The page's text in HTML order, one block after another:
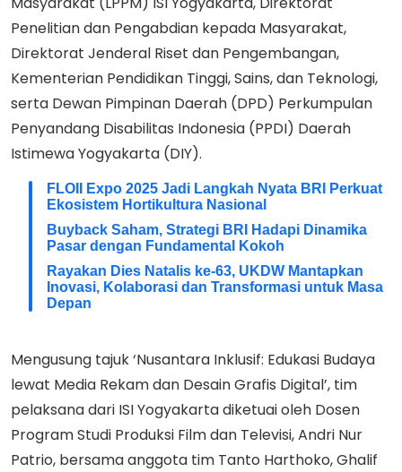
Penelitian dan Pengabdian kepada Masyarakat,
Direktorat Jenderal Riset dan Pengembangan,
Kementerian Pendidikan Tinggi, Sains, dan Teknologi,
serta Dewan Pimpinan Daerah (DPD) Perkumpulan
Penyandang Disabilitas Indonesia (PPDI) Daerah
Istimewa Yogyakarta (DIY).
FLOII Expo 2025 Jadi Langkah Nyata BRI Perkuat
Ekosistem Hortikultura Nasional
Buyback Saham, Strategi BRI Hadapi Dinamika
Pasar dengan Fundamental Kokoh
Rayakan Dies Natalis ke-63, UKDW Mantapkan
Inovasi, Kolaborasi dan Transformasi untuk Masa
Depan
Mengusung tajuk ‘Nusantara Inklusif: Edukasi Budaya
lewat Media Rekam dan Desain Grafis Digital’, tim
pelaksana dari ISI Yogyakarta diketuai oleh Dosen
Program Studi Produksi Film dan Televisi, Andri Nur
Patrio, bersama anggota tim Tanto Harthoko, Ghalif